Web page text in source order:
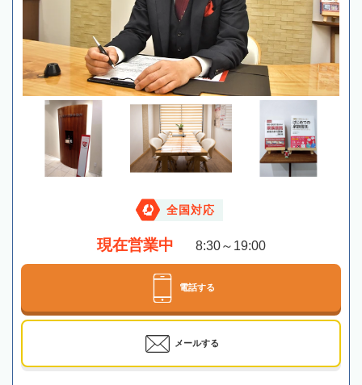
全国対応
現在営業中 8:30～19:00
電話する
メールする